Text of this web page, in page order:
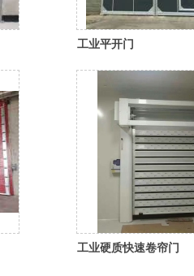
工业平开门
工业硬质快速卷帘门